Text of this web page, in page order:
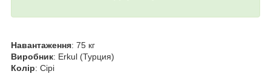
Навантаження: 75 кг
Виробник: Erkul (Турция)
Колір: Сірі